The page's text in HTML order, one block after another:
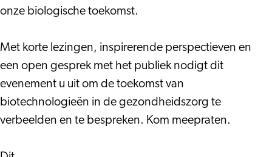
onze biologische toekomst.
Met korte lezingen, inspirerende perspectieven en
een open gesprek met het publiek nodigt dit
evenement u uit om de toekomst van
biotechnologieën in de gezondheidszorg te
verbeelden en te bespreken. Kom meepraten.